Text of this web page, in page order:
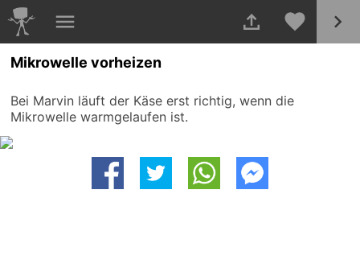
Mikrowelle vorheizen
Bei Marvin läuft der Käse erst richtig, wenn die
Mikrowelle warmgelaufen ist.